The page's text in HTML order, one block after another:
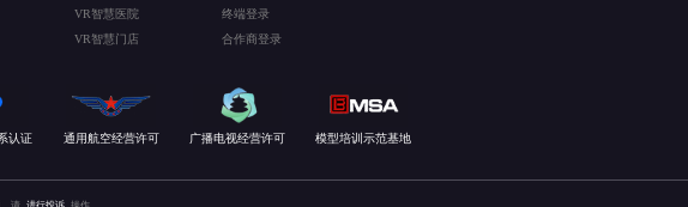
VR智慧医院
VR智慧门店
终端登录
合作商登录
认证 通用航空经营许可 广播电视经营许可 模型培训示范基地